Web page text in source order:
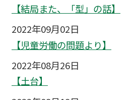
【結局また、「型」の話】
2022年09月02日
【児童労働の問題より】
2022年08月26日
【土台】